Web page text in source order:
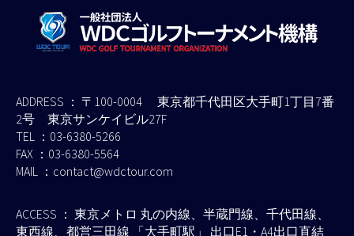
ADDRESS ： 〒100-0004 東京都千代田区大手町1丁目7番
2号 東京サンケイビル27F
TEL ：03-6380-5266
FAX ：03-6380-5564
MAIL ：contact@wdctour.com
ACCESS ： 東京メトロ 丸の内線、半蔵門線、千代田線、
東西線、都営三田線 「大手町駅」 出口E1・A4出口直結